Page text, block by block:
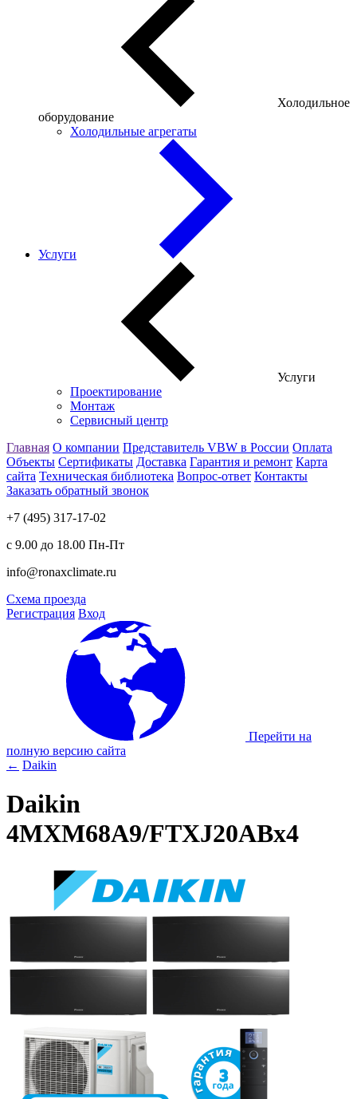
Холодильное
оборудование
Холодильные агрегаты
Услуги
Услуги
Проектирование
Монтаж
Сервисный центр
Главная О компании Представитель VBW в России Оплата
Объекты Сертификаты Доставка Гарантия и ремонт Карта
сайта Техническая библиотека Вопрос-ответ Контакты
Заказать обратный звонок
+7 (495) 317-17-02
с 9.00 до 18.00 Пн-Пт
info@ronaxclimate.ru
Схема проезда
Регистрация Вход
Перейти на
полную версию сайта
← Daikin
Daikin
4MXM68A9/FTXJ20ABx4